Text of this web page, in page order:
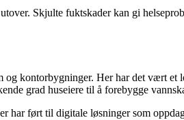
Skjulte fuktskader kan gi
kontorbygninger. Her har det vært
grad huseiere til å forebygge
ført til digitale løsninger som